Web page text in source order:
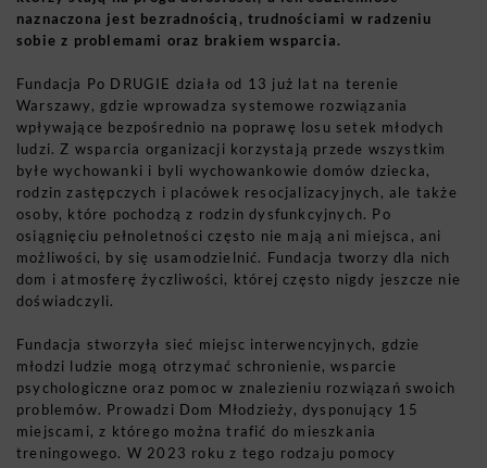
naznaczona jest bezradnością, trudnościami w radzeniu
sobie z problemami oraz brakiem wsparcia.
Fundacja Po DRUGIE działa od 13 już lat na terenie
Warszawy, gdzie wprowadza systemowe rozwiązania
wpływające bezpośrednio na poprawę losu setek młodych
ludzi. Z wsparcia organizacji korzystają przede wszystkim
byłe wychowanki i byli wychowankowie domów dziecka,
rodzin zastępczych i placówek resocjalizacyjnych, ale także
osoby, które pochodzą z rodzin dysfunkcyjnych. Po
osiągnięciu pełnoletności często nie mają ani miejsca, ani
możliwości, by się usamodzielnić. Fundacja tworzy dla nich
dom i atmosferę życzliwości, której często nigdy jeszcze nie
doświadczyli.
Fundacja stworzyła sieć miejsc interwencyjnych, gdzie
młodzi ludzie mogą otrzymać schronienie, wsparcie
psychologiczne oraz pomoc w znalezieniu rozwiązań swoich
problemów. Prowadzi Dom Młodzieży, dysponujący 15
miejscami, z którego można trafić do mieszkania
treningowego. W 2023 roku z tego rodzaju pomocy